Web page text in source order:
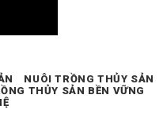
NUÔI TRỒNG THỦY SẢN
THỦY SẢN BỀN VỮNG